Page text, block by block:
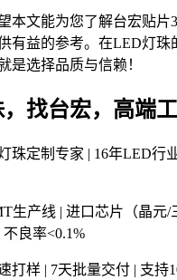
本文能为您了解台宏贴片
有益的参考。在LED灯珠
是选择品质与信赖！
找台宏，高端工
珠定制专家 | 16年LED行
生产线 | 进口芯片（晶元/
良率<0.1%
打样 | 7天批量交付 | 支持